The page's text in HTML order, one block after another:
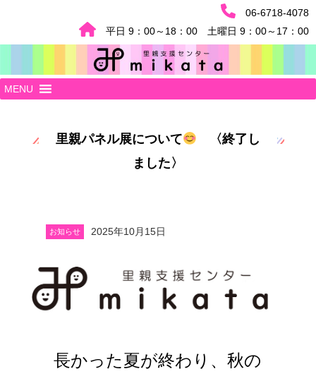
06-6718-4078
平日 9：00～18：00 土曜日 9：00～17：00
MENU
里親パネル展について
〈終了し
ました〉
お知らせ 2025年10月15日
長かった夏が終わり、秋の